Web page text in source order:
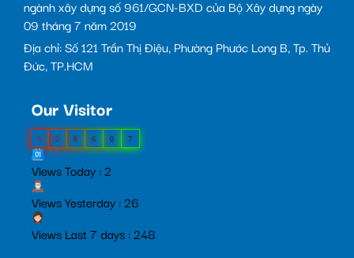
ngành xây dựng số 961/GCN-BXD của Bộ Xây dựng ngày
09 tháng 7 năm 2019
Địa chỉ: Số 121 Trần Thị Điệu, Phường Phước Long B, Tp. Thủ
Đức, TP.HCM
Our Visitor
0 0 8 6 0 7
Views Today : 2
Views Yesterday : 26
Views Last 7 days : 248